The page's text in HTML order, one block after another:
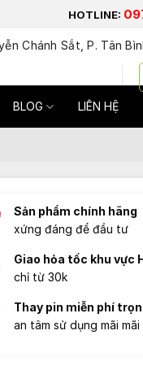
HOTLINE:
Chánh Sắt, P. Tân
BLOG LIÊN HỆ
Sản phẩm chính hãng
xứng đáng để đầu tư
Giao hỏa tốc khu vực
chỉ từ 30k
Thay pin miễn phí
an tâm sử dụng mãi mãi